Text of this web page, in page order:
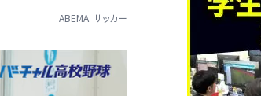
ABEMA サッカー